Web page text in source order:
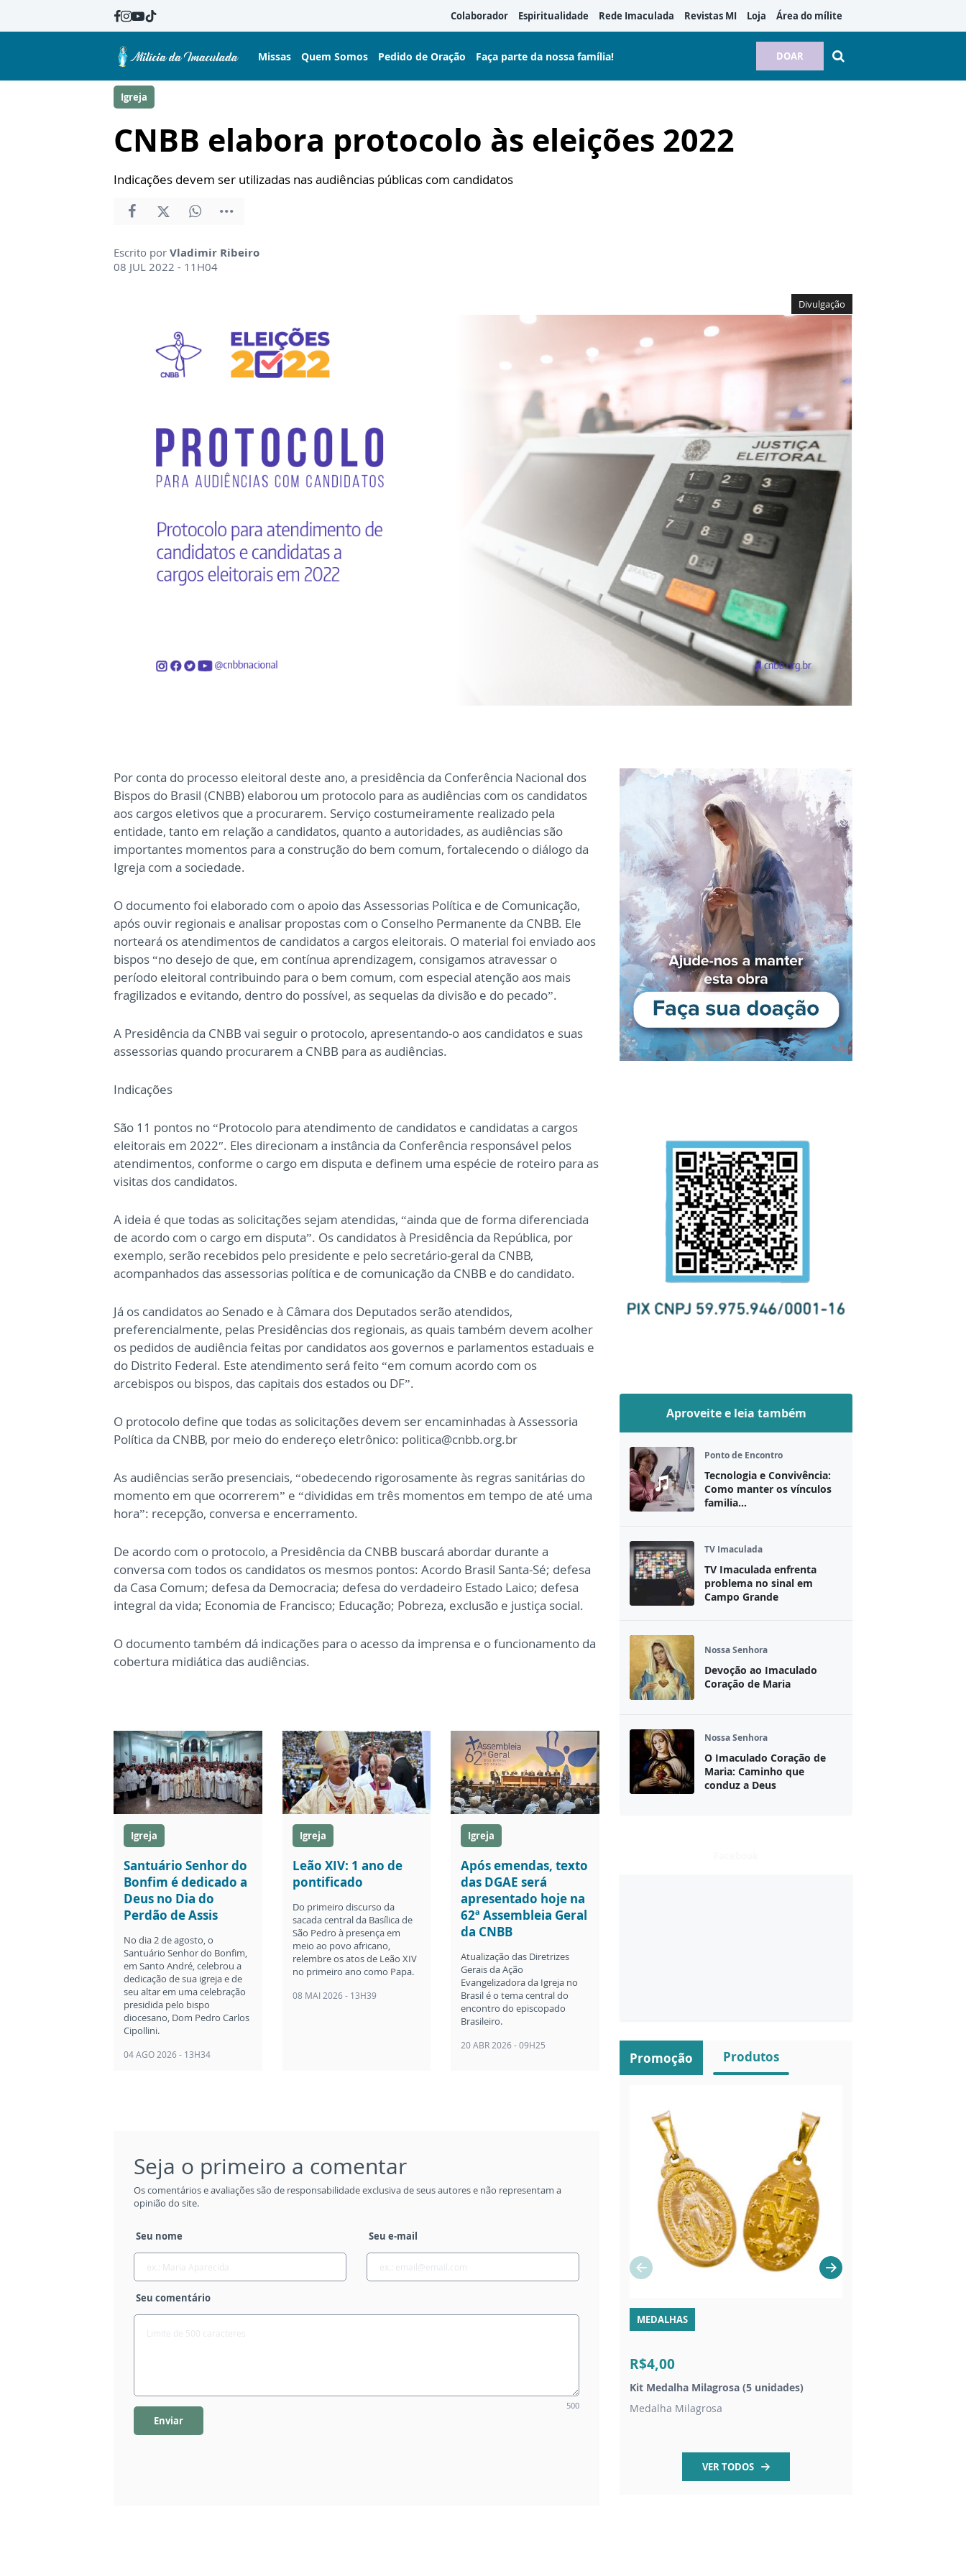
Colaborador Espiritualidade Rede Imaculada Revistas MI Loja Área do mílite
Missas Quem Somos Pedido de Oração Faça parte da nossa família! DOAR
Igreja
CNBB elabora protocolo às eleições 2022
Indicações devem ser utilizadas nas audiências públicas com candidatos
Escrito por Vladimir Ribeiro
08 JUL 2022 - 11H04
Divulgação
Por conta do processo eleitoral deste ano, a presidência da Conferência Nacional dos
Bispos do Brasil (CNBB) elaborou um protocolo para as audiências com os candidatos
aos cargos eletivos que a procurarem. Serviço costumeiramente realizado pela
entidade, tanto em relação a candidatos, quanto a autoridades, as audiências são
importantes momentos para a construção do bem comum, fortalecendo o diálogo da
Igreja com a sociedade.
O documento foi elaborado com o apoio das Assessorias Política e de Comunicação,
após ouvir regionais e analisar propostas com o Conselho Permanente da CNBB. Ele
norteará os atendimentos de candidatos a cargos eleitorais. O material foi enviado aos
bispos “no desejo de que, em contínua aprendizagem, consigamos atravessar o
período eleitoral contribuindo para o bem comum, com especial atenção aos mais
fragilizados e evitando, dentro do possível, as sequelas da divisão e do pecado”.
A Presidência da CNBB vai seguir o protocolo, apresentando-o aos candidatos e suas
assessorias quando procurarem a CNBB para as audiências.
Indicações
São 11 pontos no “Protocolo para atendimento de candidatos e candidatas a cargos
eleitorais em 2022″. Eles direcionam a instância da Conferência responsável pelos
atendimentos, conforme o cargo em disputa e definem uma espécie de roteiro para as
visitas dos candidatos.
A ideia é que todas as solicitações sejam atendidas, “ainda que de forma diferenciada
de acordo com o cargo em disputa”. Os candidatos à Presidência da República, por
exemplo, serão recebidos pelo presidente e pelo secretário-geral da CNBB,
acompanhados das assessorias política e de comunicação da CNBB e do candidato.
Já os candidatos ao Senado e à Câmara dos Deputados serão atendidos,
preferencialmente, pelas Presidências dos regionais, as quais também devem acolher
os pedidos de audiência feitas por candidatos aos governos e parlamentos estaduais e
do Distrito Federal. Este atendimento será feito “em comum acordo com os
arcebispos ou bispos, das capitais dos estados ou DF”.
O protocolo define que todas as solicitações devem ser encaminhadas à Assessoria
Política da CNBB, por meio do endereço eletrônico: politica@cnbb.org.br
As audiências serão presenciais, “obedecendo rigorosamente às regras sanitárias do
momento em que ocorrerem” e “divididas em três momentos em tempo de até uma
hora”: recepção, conversa e encerramento.
De acordo com o protocolo, a Presidência da CNBB buscará abordar durante a
conversa com todos os candidatos os mesmos pontos: Acordo Brasil Santa-Sé; defesa
da Casa Comum; defesa da Democracia; defesa do verdadeiro Estado Laico; defesa
integral da vida; Economia de Francisco; Educação; Pobreza, exclusão e justiça social.
O documento também dá indicações para o acesso da imprensa e o funcionamento da
cobertura midiática das audiências.
Igreja
Santuário Senhor do
Bonfim é dedicado a
Deus no Dia do
Perdão de Assis
No dia 2 de agosto, o
Santuário Senhor do Bonfim,
em Santo André, celebrou a
dedicação de sua igreja e de
seu altar em uma celebração
presidida pelo bispo
diocesano, Dom Pedro Carlos
Cipollini.
04 AGO 2026 - 13H34
Igreja
Leão XIV: 1 ano de
pontificado
Do primeiro discurso da
sacada central da Basílica de
São Pedro à presença em
meio ao povo africano,
relembre os atos de Leão XIV
no primeiro ano como Papa.
08 MAI 2026 - 13H39
Igreja
Após emendas, texto
das DGAE será
apresentado hoje na
62ª Assembleia Geral
da CNBB
Atualização das Diretrizes
Gerais da Ação
Evangelizadora da Igreja no
Brasil é o tema central do
encontro do episcopado
Brasileiro.
20 ABR 2026 - 09H25
Seja o primeiro a comentar
Os comentários e avaliações são de responsabilidade exclusiva de seus autores e não representam a
opinião do site.
Seu nome Seu e-mail
Seu comentário
500
Enviar
Promoção Produtos
MEDALHAS
R$4,00
Kit Medalha Milagrosa (5 unidades)
Medalha Milagrosa
VER TODOS
Aproveite e leia também
Ponto de Encontro
Tecnologia e Convivência:
Como manter os vínculos
familia...
TV Imaculada
TV Imaculada enfrenta
problema no sinal em
Campo Grande
Nossa Senhora
Devoção ao Imaculado
Coração de Maria
Nossa Senhora
O Imaculado Coração de
Maria: Caminho que
conduz a Deus